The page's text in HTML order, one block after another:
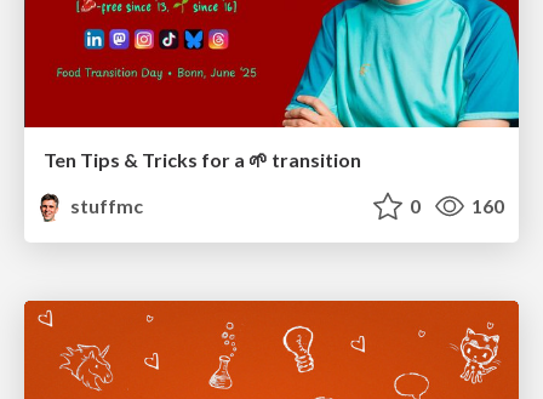
Ten Tips & Tricks for a 🌱 transition
stuffmc
0 160